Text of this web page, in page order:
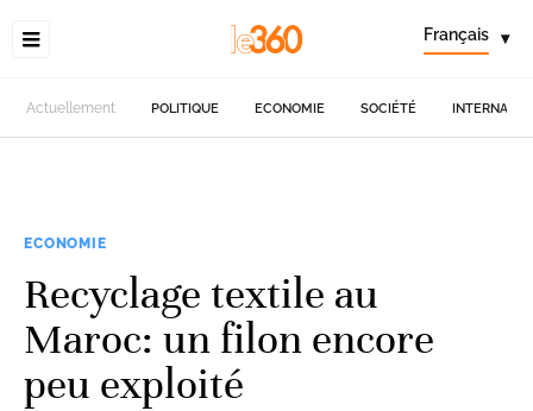
Français ▾
Actuellement POLITIQUE ECONOMIE SOCIÉTÉ
ECONOMIE
Recyclage textile au
Maroc: un filon encore
peu exploité